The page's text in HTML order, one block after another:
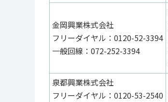
金岡興業株式会社
フリーダイヤル：0120-52-3394
一般回線：072-252-3394
泉都興業株式会社
フリーダイヤル：0120-53-2540